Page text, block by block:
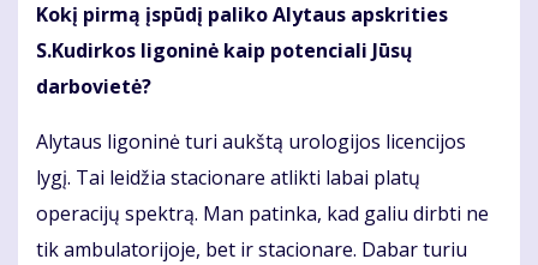
Kokį pirmą įspūdį paliko Alytaus apskrities
S.Kudirkos ligoninė kaip potenciali Jūsų
darbovietė?
Alytaus ligoninė turi aukštą urologijos licencijos
lygį. Tai leidžia stacionare atlikti labai platų
operacijų spektrą. Man patinka, kad galiu dirbti ne
tik ambulatorijoje, bet ir stacionare. Dabar turiu